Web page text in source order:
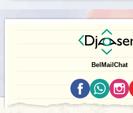
Bel Mail Chat